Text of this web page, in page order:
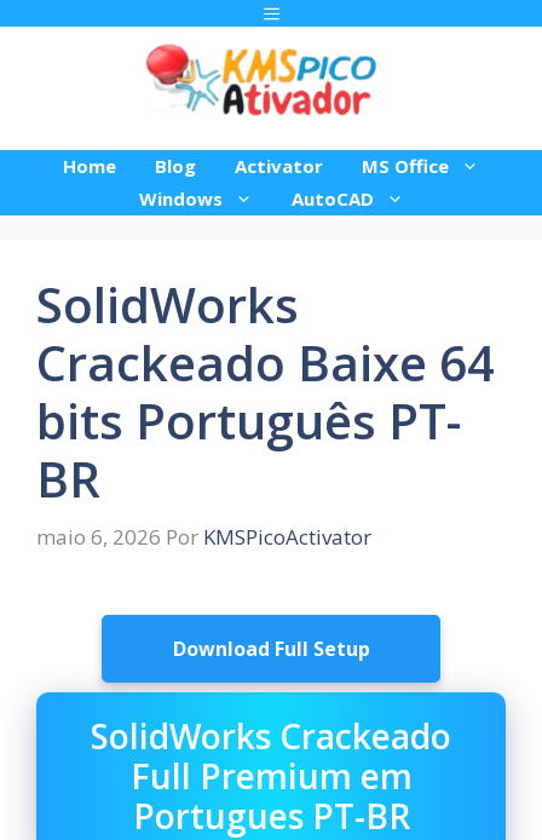
Menu
Home Blog Activator
MS Office
Windows
AutoCAD
SolidWorks
Crackeado Baixe 64
bits Português PT-
BR
maio 6, 2026 Por KMSPicoActivator
Download Full Setup
SolidWorks Crackeado
Full Premium em
Portugues PT-BR